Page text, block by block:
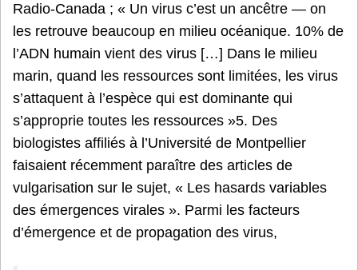
Radio-Canada ; « Un virus c’est un ancêtre — on
les retrouve beaucoup en milieu océanique. 10% de
l’ADN humain vient des virus […] Dans le milieu
marin, quand les ressources sont limitées, les virus
s’attaquent à l’espèce qui est dominante qui
s’approprie toutes les ressources »5. Des
biologistes affiliés à l’Université de Montpellier
faisaient récemment paraître des articles de
vulgarisation sur le sujet, « Les hasards variables
des émergences virales ». Parmi les facteurs
d’émergence et de propagation des virus,